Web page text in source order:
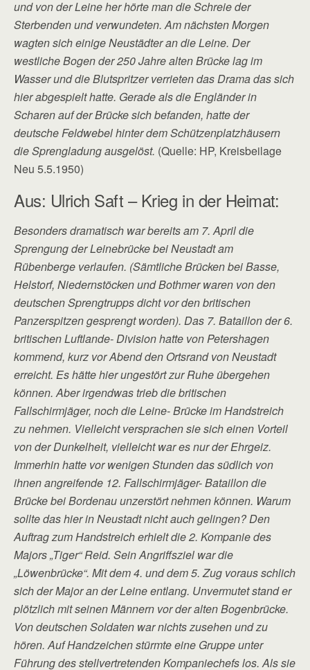
und von der Leine her hörte man die Schreie der
Sterbenden und verwundeten. Am nächsten Morgen
wagten sich einige Neustädter an die Leine. Der
westliche Bogen der 250 Jahre alten Brücke lag im
Wasser und die Blutspritzer verrieten das Drama das sich
hier abgespielt hatte. Gerade als die Engländer in
Scharen auf der Brücke sich befanden, hatte der
deutsche Feldwebel hinter dem Schützenplatzhäusern
die Sprengladung ausgelöst. (Quelle: HP, Kreisbeilage
Neu 5.5.1950)
Aus: Ulrich Saft – Krieg in der Heimat:
Besonders dramatisch war bereits am 7. April die
Sprengung der Leinebrücke bei Neustadt am
Rübenberge verlaufen. (Sämtliche Brücken bei Basse,
Helstorf, Niedernstöcken und Bothmer waren von den
deutschen Sprengtrupps dicht vor den britischen
Panzerspitzen gesprengt worden). Das 7. Bataillon der 6.
britischen Luftlande- Division hatte von Petershagen
kommend, kurz vor Abend den Ortsrand von Neustadt
erreicht. Es hätte hier ungestört zur Ruhe übergehen
können. Aber irgendwas trieb die britischen
Fallschirmjäger, noch die Leine- Brücke im Handstreich
zu nehmen. Vielleicht versprachen sie sich einen Vorteil
von der Dunkelheit, vielleicht war es nur der Ehrgeiz.
Immerhin hatte vor wenigen Stunden das südlich von
ihnen angreifende 12. Fallschirmjäger- Bataillon die
Brücke bei Bordenau unzerstört nehmen können. Warum
sollte das hier in Neustadt nicht auch gelingen? Den
Auftrag zum Handstreich erhielt die 2. Kompanie des
Majors „Tiger“ Reid. Sein Angriffsziel war die
„Löwenbrücke“. Mit dem 4. und dem 5. Zug voraus schlich
sich der Major an der Leine entlang. Unvermutet stand er
plötzlich mit seinen Männern vor der alten Bogenbrücke.
Von deutschen Soldaten war nichts zusehen und zu
hören. Auf Handzeichen stürmte eine Gruppe unter
Führung des stellvertretenden Kompaniechefs los. Als sie